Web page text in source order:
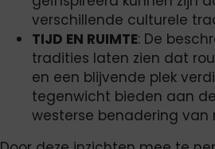
verschillende culturele
TIJD EN RUIMTE: De
tradities laten zien dat
en een blijvende plek
tegenwicht bieden aan
westerse benadering van